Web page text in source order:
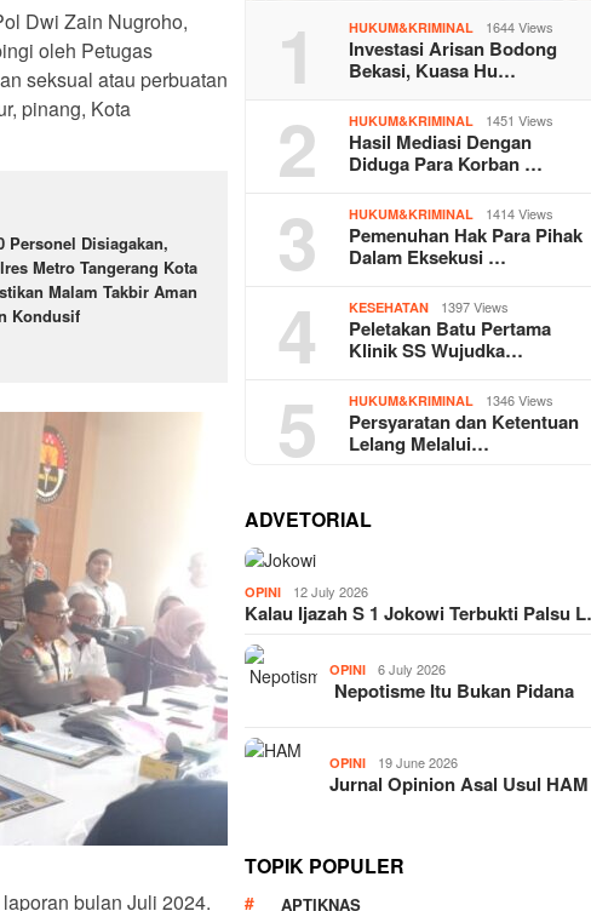
Dwi Zain Nugroho,
oleh Petugas
seksual atau perbuatan
pinang, Kota
Personel Disiagakan,
Metro Tangerang Kota
Malam Takbir Aman
Kondusif
bulan Juli 2024.
1 HUKUM&KRIMINAL 1644 Views
Investasi Arisan Bodong
Bekasi, Kuasa Hu…
2 HUKUM&KRIMINAL 1451 Views
Hasil Mediasi Dengan
Diduga Para Korban …
3 HUKUM&KRIMINAL 1414 Views
Pemenuhan Hak Para Pihak
Dalam Eksekusi …
4 KESEHATAN 1397 Views
Peletakan Batu Pertama
Klinik SS Wujudka…
5 HUKUM&KRIMINAL 1346 Views
Persyaratan dan Ketentuan
Lelang Melalui…
ADVETORIAL
OPINI 12 July 2026
Kalau Ijazah S 1 Jokowi Terbukti Palsu
OPINI 6 July 2026
Nepotisme Itu Bukan Pidana
OPINI 19 June 2026
Jurnal Opinion Asal Usul HAM
TOPIK POPULER
APTIKNAS